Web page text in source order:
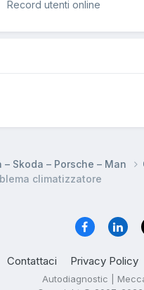
Record utenti online
Skoda – Porsche – Man
climatizzatore
Contattaci Privacy Policy
Autodiagnostic |